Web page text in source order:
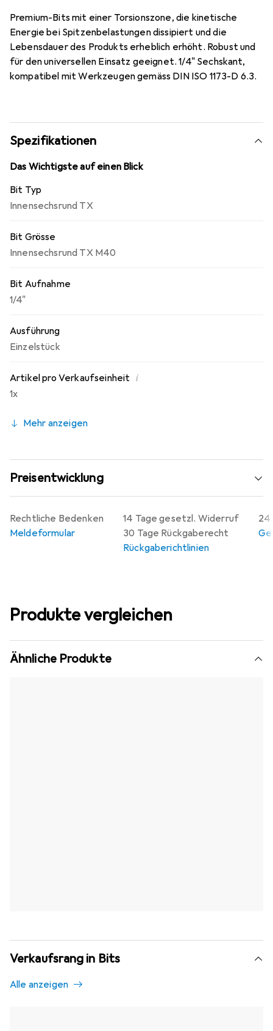
Premium-Bits mit einer Torsionszone, die kinetische
Energie bei Spitzenbelastungen dissipiert und die
Lebensdauer des Produkts erheblich erhöht. Robust und
für den universellen Einsatz geeignet. 1/4" Sechskant,
kompatibel mit Werkzeugen gemäss DIN ISO 1173-D 6.3.
Spezifikationen
Das Wichtigste auf einen Blick
Bit Typ
Innensechsrund TX
Bit Grösse
Innensechsrund TX M40
Bit Aufnahme
1/4"
Ausführung
Einzelstück
Artikel pro Verkaufseinheit i
1x
Mehr anzeigen
Preisentwicklung
14 Tage gesetzl. Widerruf
30 Tage Rückgaberecht
Rückgaberichtlinien
24
Rechtliche Bedenken
Meldeformular
Produkte vergleichen
Ähnliche Produkte
Verkaufsrang in Bits
Alle anzeigen